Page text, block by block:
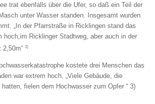
trat ebenfalls über die Ufer, so daß ein Teil der
unter Wasser standen. Insgesamt wurden
„In der Pfarrstraße in Ricklingen stand das
hoch,im Ricklinger Stadtweg, aber auch in der
2,50m“ 2)
kostete drei Menschen das
war extrem hoch. „Viele Gebäude, die
hatten, fielen dem Hochwasser zum Opfer “ 3)